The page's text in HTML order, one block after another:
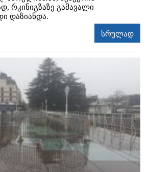
რკინიგზაზე გამავალი
დაზიანდა.
სრულად